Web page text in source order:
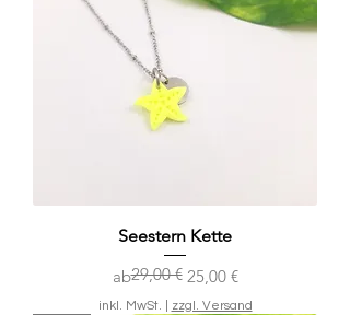
Seestern Kette
ab
Standardpreis
29,00 € 25,00 €
Sale-Preis
inkl. MwSt. zzgl. Versand